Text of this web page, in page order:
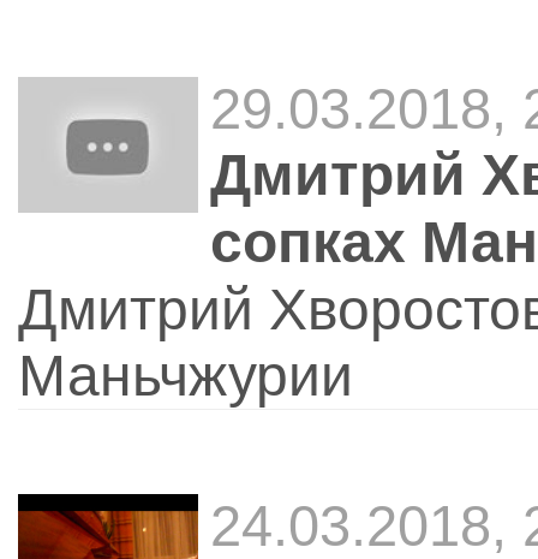
29.03.2018,
Дмитрий
сопках
Дмитрий
Маньчжурии
24.03.2018,